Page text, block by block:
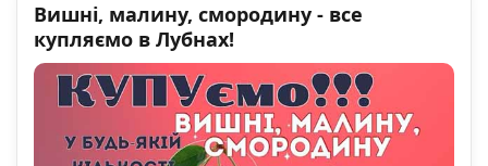
Вишні, малину, смородину - все
купляємо в Лубнах!